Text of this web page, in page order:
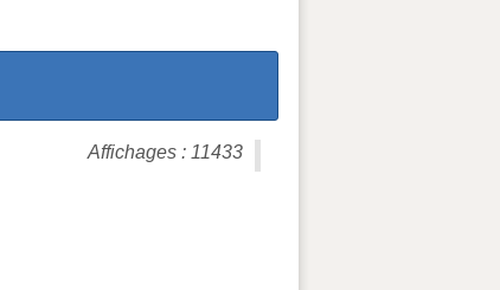
Affichages : 11433